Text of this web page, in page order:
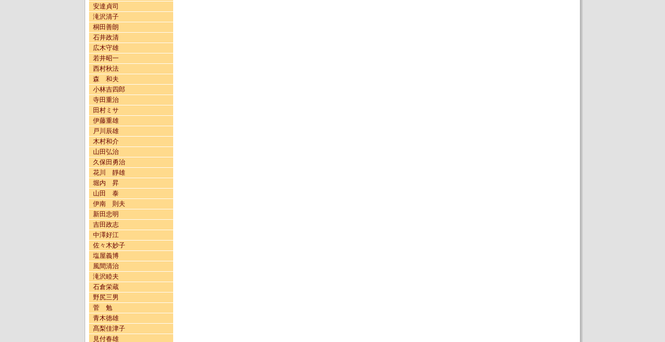
安達貞司
滝沢清子
桐田善朗
石井政清
広木守雄
若井昭一
西村秋法
森 和夫
小林吉四郎
寺田重治
田村ミサ
伊藤重雄
戸川辰雄
木村和介
山田弘治
久保田勇治
花川 靜雄
堀内 昇
山田 泰
伊南 則夫
新田忠明
吉田政志
中澤好江
佐々木妙子
塩屋義博
風間清治
滝沢睦夫
石倉栄蔵
野尻三男
菅 勉
青木徳雄
髙梨佳津子
見付春雄